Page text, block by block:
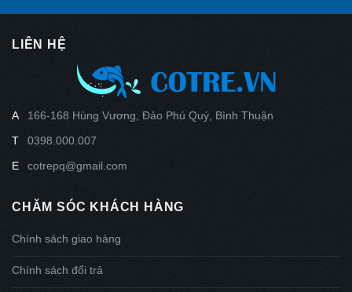
LIÊN HỆ
A
166-168 Hùng Vương, Đảo Phú Quý, Bình Thuận
T
0398.000.007
E
cotrepq@gmail.com
CHĂM SÓC KHÁCH HÀNG
Chính sách giao hàng
Chính sách đổi trả